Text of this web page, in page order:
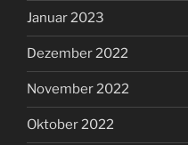
Januar 2023
Dezember 2022
November 2022
Oktober 2022